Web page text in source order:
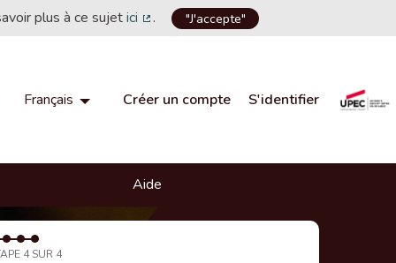
plus à ce sujetici
(Lien externe)
. "J'accepte"
Français Choisir la langueChoose language
Créer un compte S'identifier
Aide
4 SUR 4